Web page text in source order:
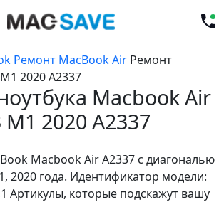
Ремонт MacBook Air Ремонт
2020 A2337
Macbook Air
M1 2020 A2337
Macbook Air A2337 с диагональю
2020 года. Идентификатор модели:
Артикулы, которые подскажут вашу